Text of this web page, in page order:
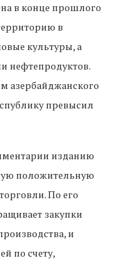
в конце прошлого
в
культуры, а
нефтепродуктов.
азербайджанского
превысил
изданию
положительную
По его
закупки
и
по счету,